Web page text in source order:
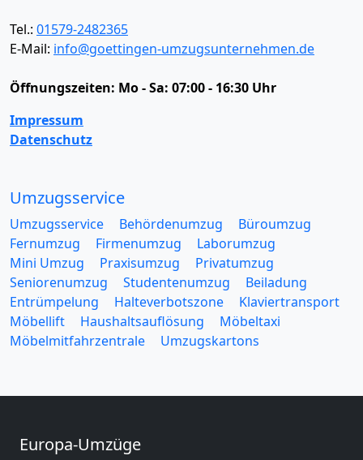
Tel.: 01579-2482365
E-Mail: info@goettingen-umzugsunternehmen.de
Öffnungszeiten: Mo - Sa: 07:00 - 16:30 Uhr
Impressum
Datenschutz
Umzugsservice
Umzugsservice Behördenumzug
Büroumzug
Fernumzug
Firmenumzug
Laborumzug
Mini Umzug
Praxisumzug
Privatumzug
Seniorenumzug
Studentenumzug
Beiladung
Entrümpelung
Halteverbotszone
Klaviertransport
Möbellift
Haushaltsauflösung
Möbeltaxi
Möbelmitfahrzentrale
Umzugskartons
Europa-Umzüge